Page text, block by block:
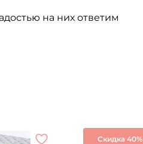
на них ответим
Скидка 40%